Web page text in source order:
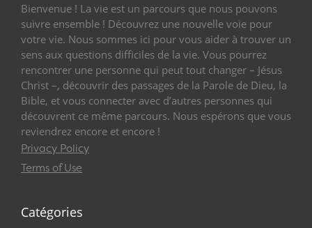
Bienvenue ! La vie est un parcours que nous pouvons
suivre ensemble ! Découvrez une nouvelle voie pour
votre vie. Nous sommes ici pour vous aider à trouver un
sens aux questions difficiles de la vie. Vous pourrez
rencontrer une personne qui peut tout changer – Jésus
Christ –, découvrir des passages de la Parole de Dieu, la
Bible, et vous connecter avec d’autres personnes qui
découvrent ce même parcours. Nous espérons que vous
reviendrez encore et encore !
Privacy Policy
Terms of Use
Catégories